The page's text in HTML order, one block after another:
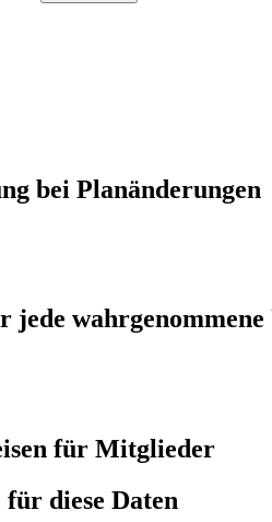
bei Planänderungen
jede
für Mitglieder
diese Daten